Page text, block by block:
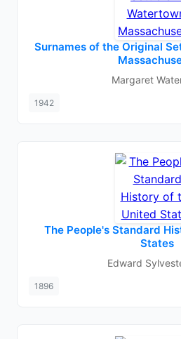
Surnames of the Original
Margaret
1942
The People's Standard
States
Edward
1896